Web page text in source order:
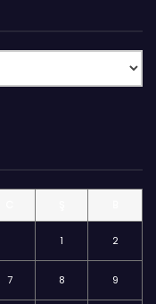
1 2
7 8 9